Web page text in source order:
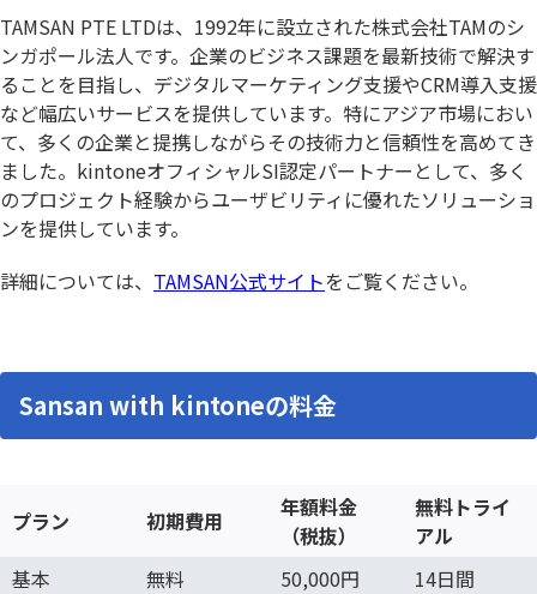
TAMSAN PTE LTDは、1992年に設立された株式会社TAMのシ
ンガポール法人です。企業のビジネス課題を最新技術で解決す
ることを目指し、デジタルマーケティング支援やCRM導入支援
など幅広いサービスを提供しています。特にアジア市場におい
て、多くの企業と提携しながらその技術力と信頼性を高めてき
ました。kintoneオフィシャルSI認定パートナーとして、多く
のプロジェクト経験からユーザビリティに優れたソリューショ
ンを提供しています。
詳細については、 TAMSAN公式サイトをご覧ください。
Sansan with kintoneの料金
プラン 初期費用
年額料金
（税抜）
無料トライ
アル
基本
無料 50,000円 14日間